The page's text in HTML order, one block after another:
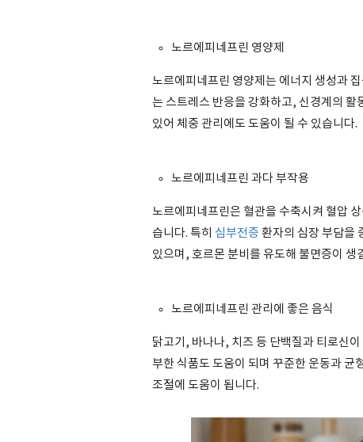
노르에피네프린 영양제
노르에피네프린 영양제는 에너지 생성과
는 스트레스 반응을 강화하고, 신경계의
있어 체중 관리에도 도움이 될 수 있습니다.
노르에피네프린 과다 부작용
노르에피네프린은 혈관을 수축시켜 혈압
습니다. 특히 심부전증 환자의 심장 부담을
있으며, 호르몬 분비를 유도해 불면증이 생
노르에피네프린 관리에 좋은 음식
닭고기, 바나나, 치즈 등 단백질과 티로신
부한 식품도 도움이 되며 꾸준한 운동과 균
조절에 도움이 됩니다.